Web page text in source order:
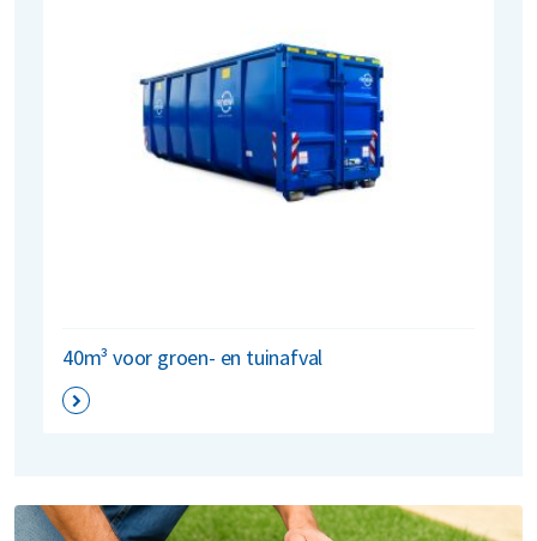
40m³ voor groen- en tuinafval